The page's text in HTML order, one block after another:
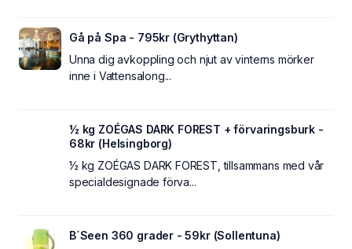
Gå på Spa - 795kr (Grythyttan)
Unna dig avkoppling och njut av vinterns mörker
inne i Vattensalong...
½ kg ZOÉGAS DARK FOREST + förvaringsburk -
68kr (Helsingborg)
½ kg ZOÉGAS DARK FOREST, tillsammans med vår
specialdesignade förva...
B´Seen 360 grader - 59kr (Sollentuna)